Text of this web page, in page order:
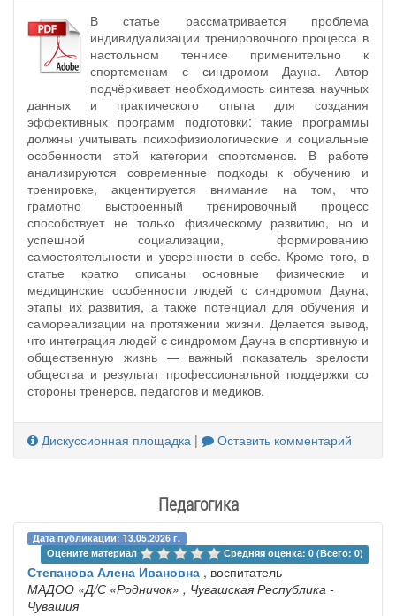
В статье рассматривается проблема
индивидуализации тренировочного процесса в
настольном теннисе применительно к
спортсменам с синдромом Дауна. Автор
подчёркивает необходимость синтеза научных
данных и практического опыта для создания
эффективных программ подготовки: такие программы
должны учитывать психофизиологические и социальные
особенности этой категории спортсменов. В работе
анализируются современные подходы к обучению и
тренировке, акцентируется внимание на том, что
грамотно выстроенный тренировочный процесс
способствует не только физическому развитию, но и
успешной социализации, формированию
самостоятельности и уверенности в себе. Кроме того, в
статье кратко описаны основные физические и
медицинские особенности людей с синдромом Дауна,
этапы их развития, а также потенциал для обучения и
самореализации на протяжении жизни. Делается вывод,
что интеграция людей с синдромом Дауна в спортивную и
общественную жизнь — важный показатель зрелости
общества и результат профессиональной поддержки со
стороны тренеров, педагогов и медиков.
Дискуссионная площадка | Оставить комментарий
Педагогика
Дата публикации: 13.05.2026 г.
Оцените материал
Средняя оценка: 0 (Всего: 0)
Степанова Алена Ивановна , воспитатель
МАДОО «Д/С «Родничок» , Чувашская Республика -
Чувашия